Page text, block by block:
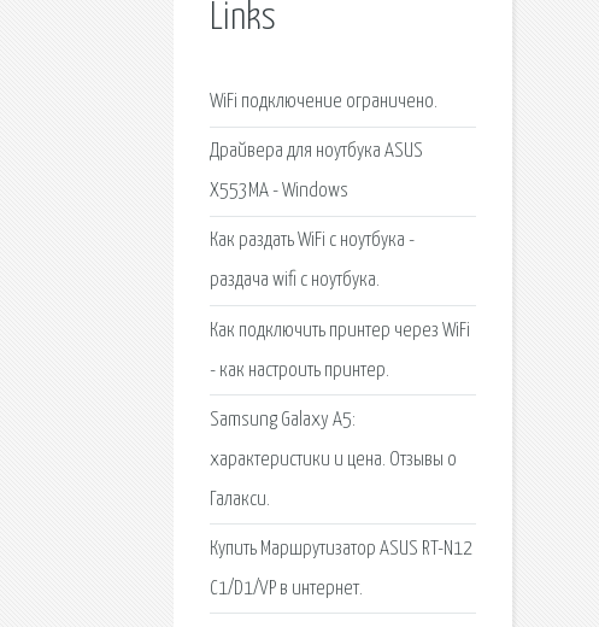
Links
WiFi подключение ограничено.
Драйвера для ноутбука ASUS
X553MA - Windows
Как раздать WiFi с ноутбука -
раздача wifi с ноутбука.
Как подключить принтер через WiFi
- как настроить принтер.
Samsung Galaxy A5:
характеристики и цена. Отзывы о
Галакси.
Купить Маршрутизатор ASUS RT-N12
С1/D1/VP в интернет.